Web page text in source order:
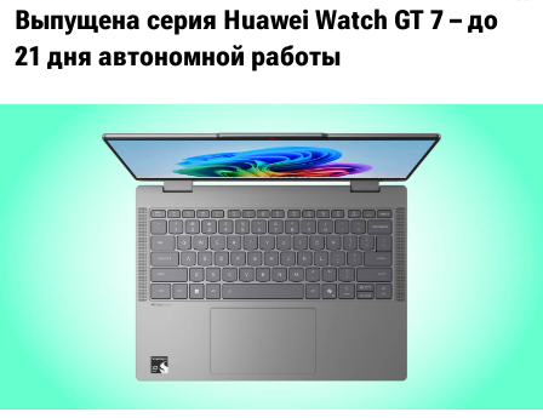
Выпущена серия Huawei Watch GT 7 – до
21 дня автономной работы